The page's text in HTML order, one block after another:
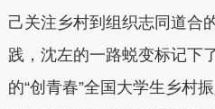
己关注乡村到组织志同道合
践，沈左的一路蜕变标记下
的“创青春”全国大学生乡村